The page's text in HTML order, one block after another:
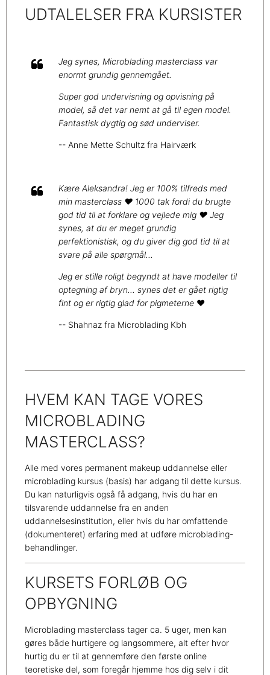
​​​​​​UDTALELSER FRA KURSISTER
Jeg synes, Microblading masterclass var
enormt grundig gennemgået.
Super god undervisning og opvisning på
model, så det var nemt at gå til egen model.
Fantastisk dygtig og sød underviser.
-- Anne Mette Schultz fra Hairværk
Kære Aleksandra! Jeg er 100% tilfreds med
min masterclass ❤️ 1000 tak fordi du brugte
god tid til at forklare og vejlede mig ❤️ Jeg
synes, at du er meget grundig
perfektionistisk, og du giver dig god tid til at
svare på alle spørgmål...
Jeg er stille roligt begyndt at have modeller til
optegning af bryn... synes det er gået rigtig
fint og er rigtig glad for pigmeterne ❤️
-- Shahnaz fra Microblading Kbh
HVEM KAN TAGE VORES
MICROBLADING
MASTERCLASS?
Alle med vores permanent makeup uddannelse eller
microblading kursus (basis) har adgang til dette kursus.
Du kan naturligvis også få adgang, hvis du har en
tilsvarende uddannelse fra en anden
uddannelsesinstitution, eller hvis du har omfattende
(dokumenteret) erfaring med at udføre microblading-
behandlinger.
KURSETS FORLØB OG
OPBYGNING
Microblading masterclass tager ca. 5 uger, men kan
gøres både hurtigere og langsommere, alt efter hvor
hurtig du er til at gennemføre den første online
teoretiske del, som foregår hjemme hos dig selv i dit